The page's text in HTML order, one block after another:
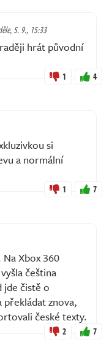
5. 9., 15:33
hrát původní
1 4
si
a normální
1 7
Xbox 360
čeština
jde čistě o
překládat znova,
české texty.
2 7